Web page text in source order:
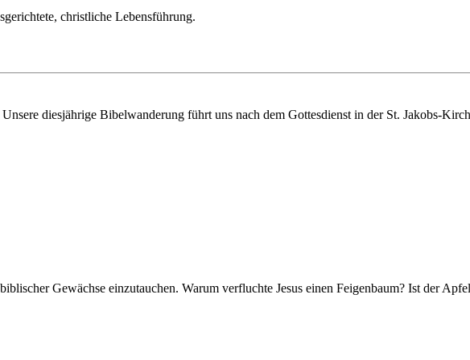
christliche Lebensführung.
diesjährige Bibelwanderung führt uns nach dem Gottesdienst in der St. Jakobs-
Gewächse einzutauchen. Warum verfluchte Jesus einen Feigenbaum? Ist der